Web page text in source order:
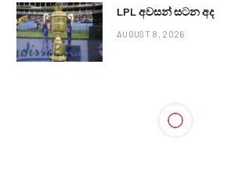
LPL අවසන් සටන අද
AUGUST 8, 2026